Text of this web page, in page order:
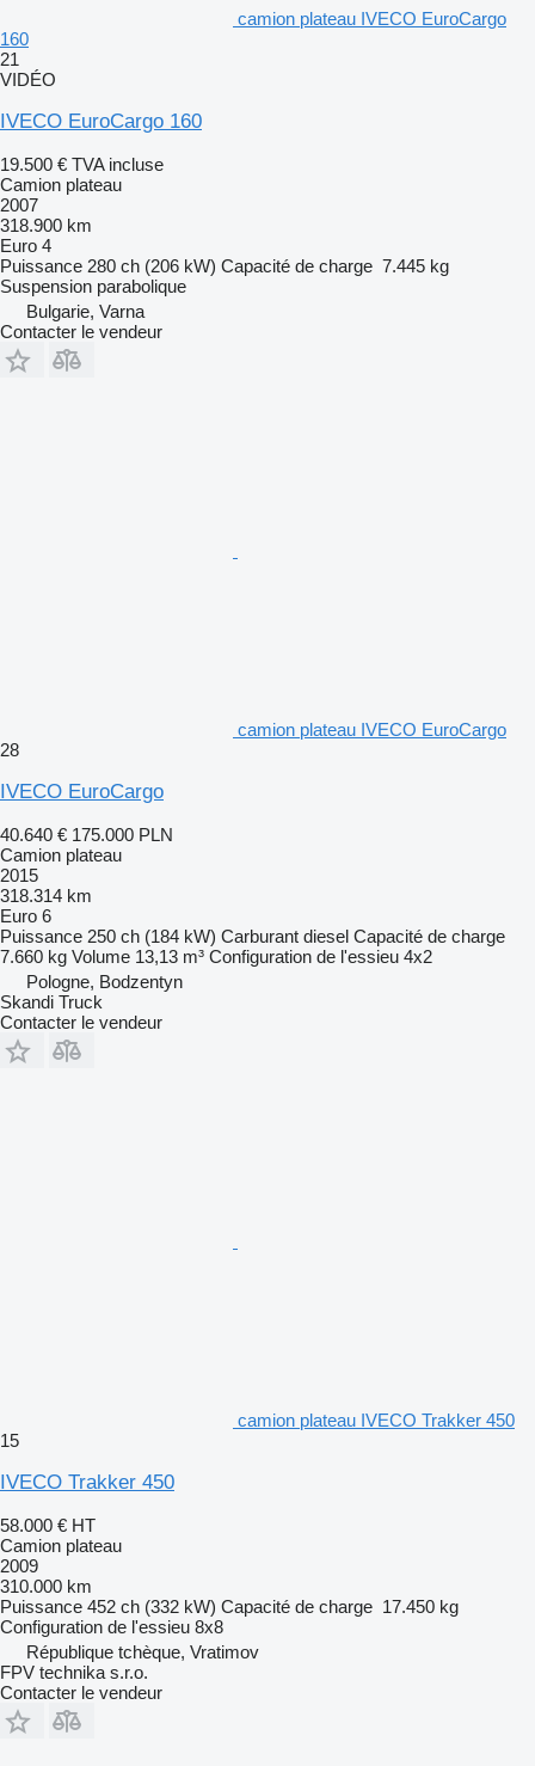
camion plateau IVECO EuroCargo
160
21
VIDÉO
IVECO EuroCargo 160
19.500 € TVA incluse
Camion plateau
2007
318.900 km
Euro 4
Puissance 280 ch (206 kW) Capacité de charge 7.445 kg
Suspension parabolique
Bulgarie, Varna
Contacter le vendeur
camion plateau IVECO EuroCargo
28
IVECO EuroCargo
40.640 € 175.000 PLN
Camion plateau
2015
318.314 km
Euro 6
Puissance 250 ch (184 kW) Carburant diesel Capacité de charge
7.660 kg Volume 13,13 m³ Configuration de l'essieu 4x2
Pologne, Bodzentyn
Skandi Truck
Contacter le vendeur
camion plateau IVECO Trakker 450
15
IVECO Trakker 450
58.000 € HT
Camion plateau
2009
310.000 km
Puissance 452 ch (332 kW) Capacité de charge 17.450 kg
Configuration de l'essieu 8x8
République tchèque, Vratimov
FPV technika s.r.o.
Contacter le vendeur